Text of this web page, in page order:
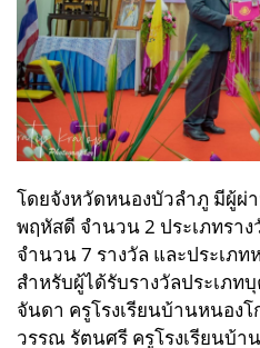
โดยจังหวัดหนองบัวลำภู มีผู้ผ่
พฤหัสดี จำนวน 2 ประเภทรา
จำนวน 7 รางวัล และประเภ
สำหรับผู้ได้รับรางวัลประเภท
จันดา ครูโรงเรียนบ้านหนอง
วรรณ รัตนศรี ครูโรงเรียนบ้